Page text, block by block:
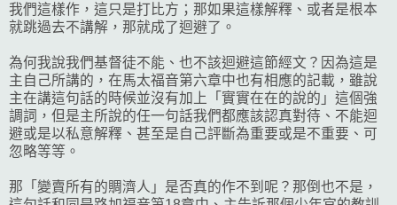
我們這樣作，這只是打比方；那如果這樣解釋、或者是根本
就跳過去不講解，那就成了迴避了。
為何我說我們基督徒不能、也不該迴避這節經文？因為這是
主自己所講的，在馬太福音第六章中也有相應的記載，雖說
主在講這句話的時候並沒有加上「實實在在的說的」這個強
調詞，但是主所說的任一句話我們都應該認真對待、不能迴
避或是以私意解釋、甚至是自己評斷為重要或是不重要、可
忽略等等。
那「變賣所有的賙濟人」是否真的作不到呢？那倒也不是，